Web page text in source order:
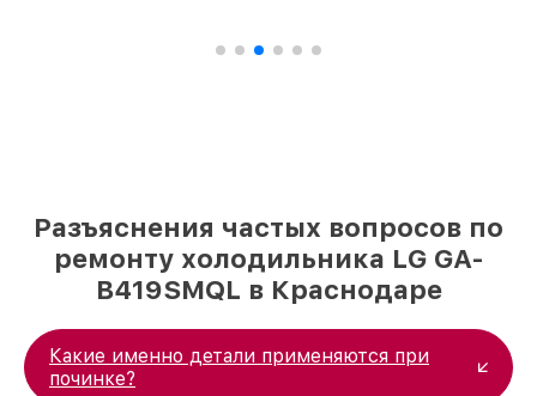
Разъяснения частых вопросов по
ремонту холодильника LG GA-
B419SMQL в Краснодаре
Какие именно детали применяются при
починке?